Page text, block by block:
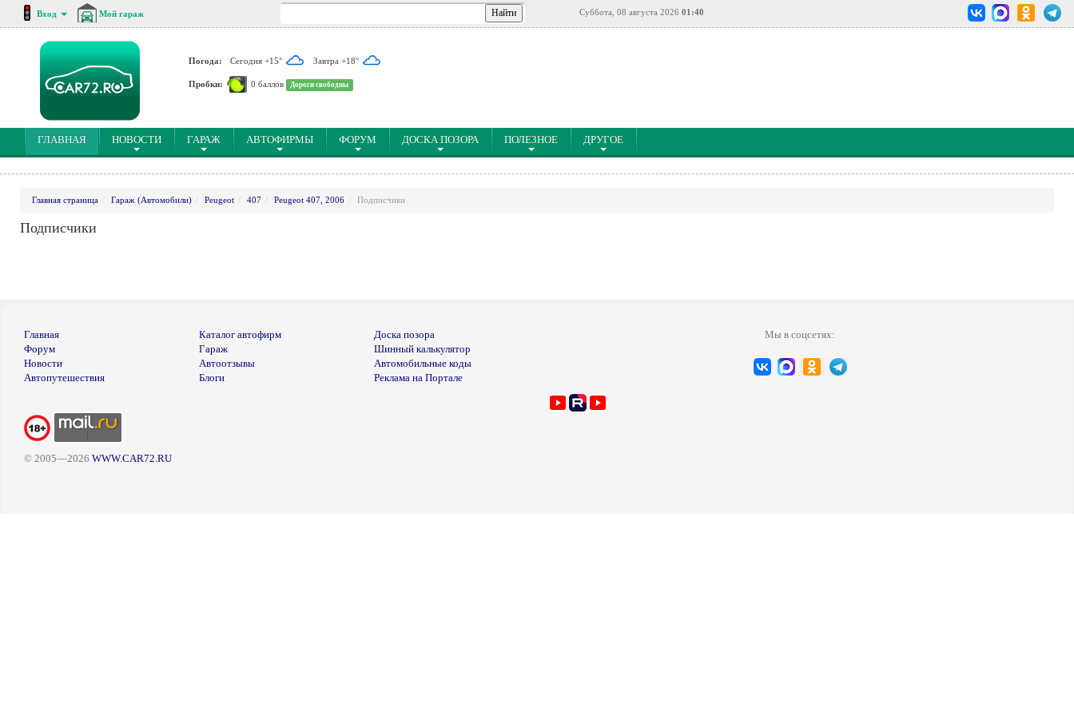
Вход Мой гараж Суббота, 08 августа 2026 01:40
Погода: Сегодня +15° Завтра +18°
Пробки: 0 баллов Дороги свободны
ГЛАВНАЯ(CURRENT)
НОВОСТИ ГАРАЖ АВТОФИРМЫ ФОРУМ ДОСКА ПОЗОРА ПОЛЕЗНОЕ ДРУГОЕ
Главная страница Гараж (Автомобили) Peugeot 407 Peugeot 407, 2006 Подписчики
Подписчики
Главная
Форум
Новости
Автопутешествия
Каталог автофирм
Гараж
Автоотзывы
Блоги
Доска позора
Шинный калькулятор
Автомобильные коды
Реклама на Портале
Мы в соцсетях:
© 2005—2026 WWW.CAR72.RU